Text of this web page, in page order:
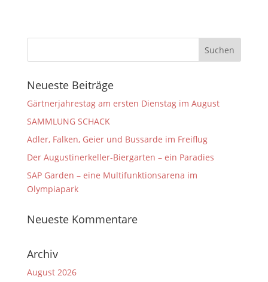
Neueste Beiträge
Gärtnerjahrestag am ersten Dienstag im August
SAMMLUNG SCHACK
Adler, Falken, Geier und Bussarde im Freiflug
Der Augustinerkeller-Biergarten – ein Paradies
SAP Garden – eine Multifunktionsarena im
Olympiapark
Neueste Kommentare
Archiv
August 2026